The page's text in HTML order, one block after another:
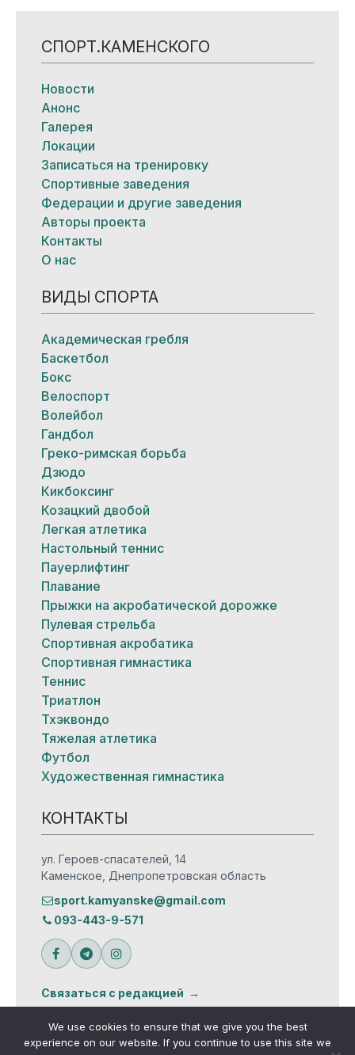
СПОРТ.КАМЕНСКОГО
Новости
Анонс
Галерея
Локации
Записаться на тренировку
Спортивные заведения
Федерации и другие заведения
Авторы проекта
Контакты
О нас
ВИДЫ СПОРТА
Академическая гребля
Баскетбол
Бокс
Велоспорт
Волейбол
Гандбол
Греко-римская борьба
Дзюдо
Кикбоксинг
Козацкий двобой
Легкая атлетика
Настольный теннис
Пауерлифтинг
Плавание
Прыжки на акробатической дорожке
Пулевая стрельба
Спортивная акробатика
Спортивная гимнастика
Теннис
Триатлон
Тхэквондо
Тяжелая атлетика
Футбол
Художественная гимнастика
КОНТАКТЫ
ул. Героев-спасателей, 14
Каменское, Днепропетровская область
sport.kamyanske@gmail.com
093-443-9-571
Связаться с редакцией
We use cookies to ensure that we give you the best
experience on our website. If you continue to use this site we